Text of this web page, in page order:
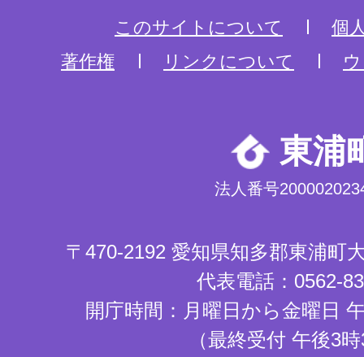
このサイトについて
個
著作権
リンクについて
東浦
法人番号
〒470-2192 愛知県知多郡東浦町
代表電話：0562-
開庁時間：月曜日から金曜日
（最終受付 午後3